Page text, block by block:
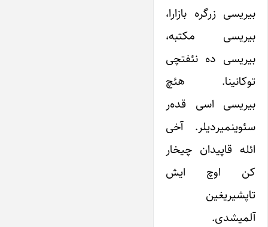
بیریسی زرگره بازارا،
بیریسی مکتبه،
بیریسی ده نئفتچی
توکانینا. هئچ
بیریسی اسی قده‌ر
سئوینمیردیلر. آخی
ائله قاپیدان چیخار
کن اوچ ایش
تاپشیریغین
آلمیشدی.